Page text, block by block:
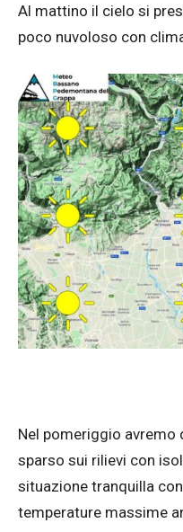
Al mattino il cielo si
poco nuvoloso con
Nel pomeriggio avremo
sparso sui rilievi con
situazione tranquilla
temperature massime